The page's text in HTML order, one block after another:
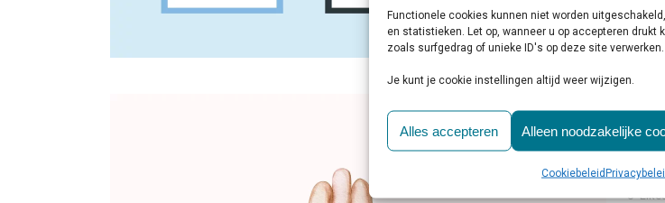
Functionele cookies kunnen niet worden
en statistieken. Let op, wanneer u op accepteren drukt
zoals surfgedrag of unieke ID's op deze site verwerken.
Je kunt je cookie instellingen altijd weer wijzigen.
Alles accepteren Alleen noodzakelijke
Cookiebeleid
28
0